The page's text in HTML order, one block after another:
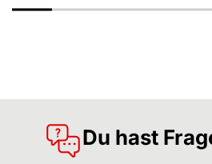
Du hast